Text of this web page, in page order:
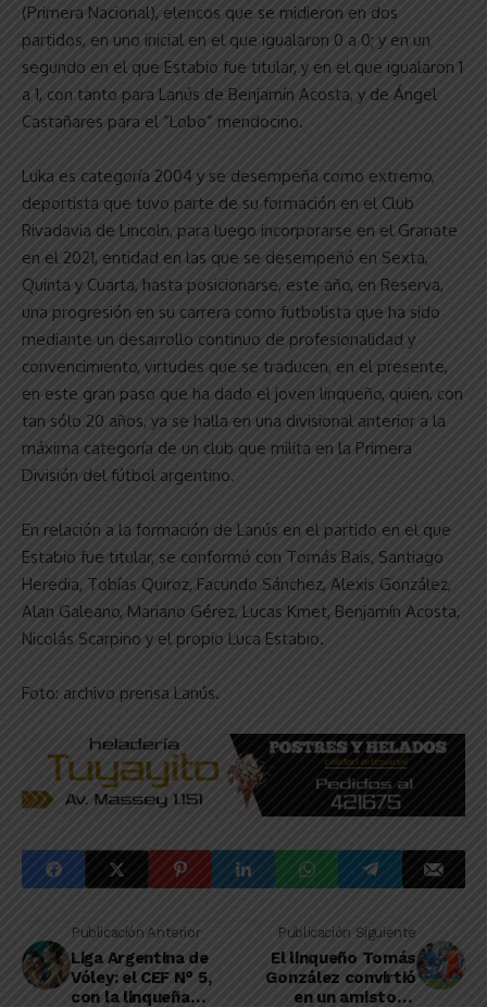
(Primera Nacional), elencos que se midieron en dos
partidos, en uno inicial en el que igualaron 0 a 0; y en un
segundo en el que Estabio fue titular, y en el que igualaron 1
a 1, con tanto para Lanús de Benjamín Acosta, y de Ángel
Castañares para el “Lobo” mendocino.
Luka es categoría 2004 y se desempeña como extremo,
deportista que tuvo parte de su formación en el Club
Rivadavia de Lincoln, para luego incorporarse en el Granate
en el 2021, entidad en las que se desempeñó en Sexta,
Quinta y Cuarta, hasta posicionarse, este año, en Reserva,
una progresión en su carrera como futbolista que ha sido
mediante un desarrollo continuo de profesionalidad y
convencimiento, virtudes que se traducen, en el presente,
en este gran paso que ha dado el joven linqueño, quien, con
tan sólo 20 años, ya se halla en una divisional anterior a la
máxima categoría de un club que milita en la Primera
División del fútbol argentino.
En relación a la formación de Lanús en el partido en el que
Estabio fue titular, se conformó con Tomás Bais, Santiago
Heredia, Tobías Quiroz, Facundo Sánchez, Alexis González,
Alan Galeano, Mariano Gérez, Lucas Kmet, Benjamín Acosta,
Nicolás Scarpino y el propio Luca Estabio.
Foto: archivo prensa Lanús.
Publicación Anterior
Liga Argentina de
Vóley: el CEF N° 5,
con la linqueña
Publicación Siguiente
El linqueño Tomás
González convirtió
en un amistoso